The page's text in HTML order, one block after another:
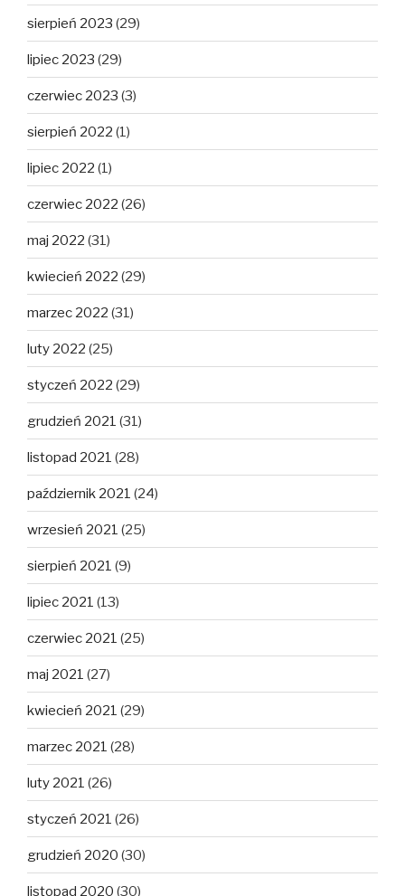
sierpień 2023 (29)
lipiec 2023 (29)
czerwiec 2023 (3)
sierpień 2022 (1)
lipiec 2022 (1)
czerwiec 2022 (26)
maj 2022 (31)
kwiecień 2022 (29)
marzec 2022 (31)
luty 2022 (25)
styczeń 2022 (29)
grudzień 2021 (31)
listopad 2021 (28)
październik 2021 (24)
wrzesień 2021 (25)
sierpień 2021 (9)
lipiec 2021 (13)
czerwiec 2021 (25)
maj 2021 (27)
kwiecień 2021 (29)
marzec 2021 (28)
luty 2021 (26)
styczeń 2021 (26)
grudzień 2020 (30)
listopad 2020 (30)